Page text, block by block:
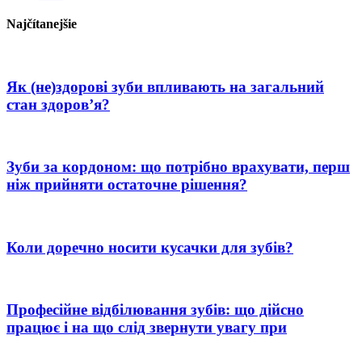
Najčítanejšie
Як (не)здорові зуби впливають на загальний
стан здоров’я?
Зуби за кордоном: що потрібно врахувати, перш
ніж прийняти остаточне рішення?
Коли доречно носити кусачки для зубів?
Професійне відбілювання зубів: що дійсно
працює і на що слід звернути увагу при